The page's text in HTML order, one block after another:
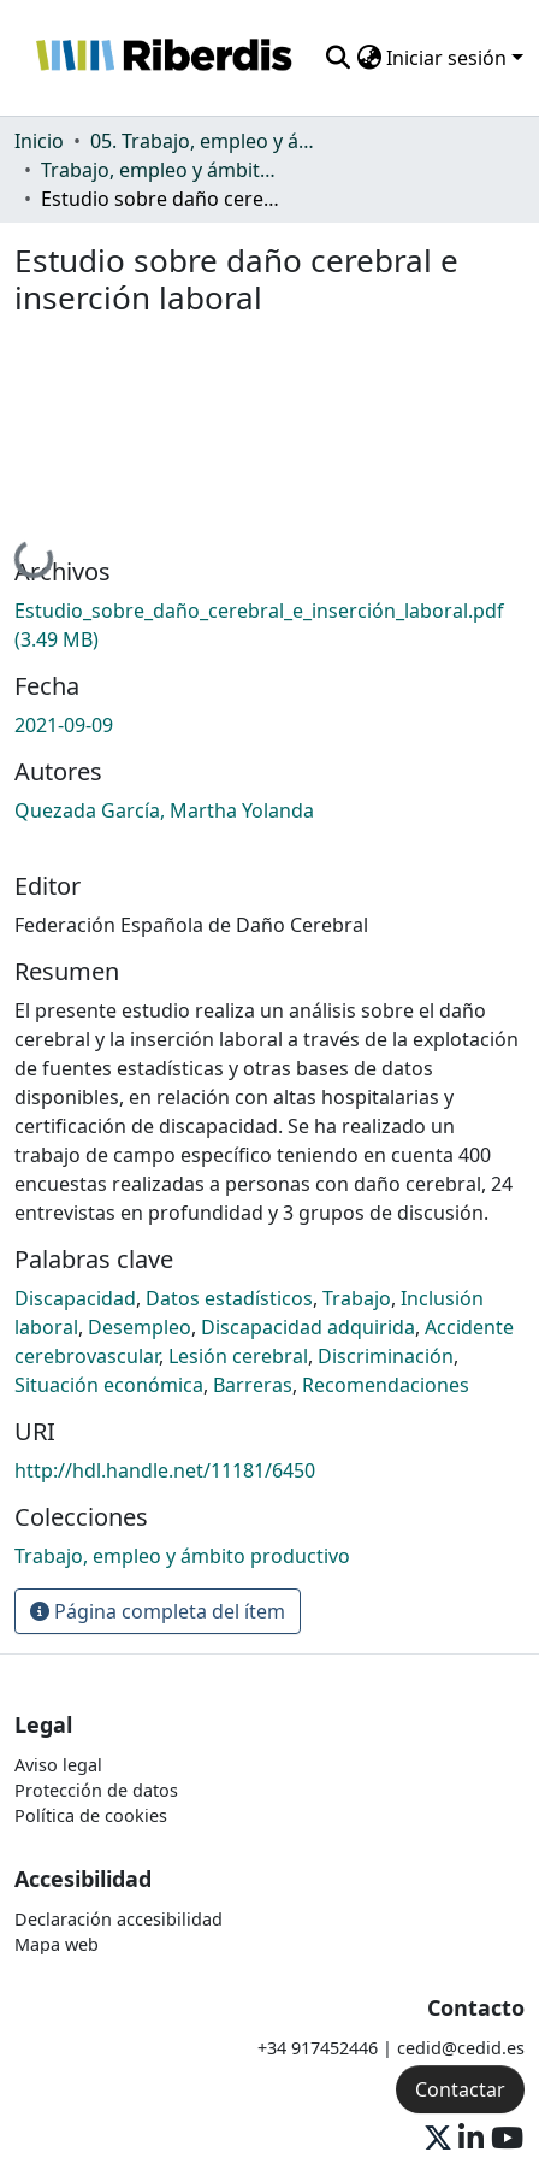
Iniciar sesión
Comunidades
Todo DSpace
Inicio
05. Trabajo, empleo y ámbito productivo
Trabajo, empleo y ámbito productivo
Estudio sobre daño cerebral e inserción laboral
Estudio sobre daño cerebral e
inserción laboral
Cargando...
Archivos
Estudio_sobre_daño_cerebral_e_inserción_laboral.pdf
(3.49 MB)
Fecha
2021-09-09
Autores
Quezada García, Martha Yolanda
Editor
Federación Española de Daño Cerebral
Resumen
El presente estudio realiza un análisis sobre el daño
cerebral y la inserción laboral a través de la explotación
de fuentes estadísticas y otras bases de datos
disponibles, en relación con altas hospitalarias y
certificación de discapacidad. Se ha realizado un
trabajo de campo específico teniendo en cuenta 400
encuestas realizadas a personas con daño cerebral, 24
entrevistas en profundidad y 3 grupos de discusión.
Palabras clave
Discapacidad, Datos estadísticos, Trabajo, Inclusión
laboral, Desempleo, Discapacidad adquirida, Accidente
cerebrovascular, Lesión cerebral, Discriminación,
Situación económica, Barreras, Recomendaciones
URI
http://hdl.handle.net/11181/6450
Colecciones
Trabajo, empleo y ámbito productivo
Página completa del ítem
Legal
Aviso legal
Protección de datos
Política de cookies
Accesibilidad
Declaración accesibilidad
Mapa web
Contacto
+34 917452446 | cedid@cedid.es
Contactar